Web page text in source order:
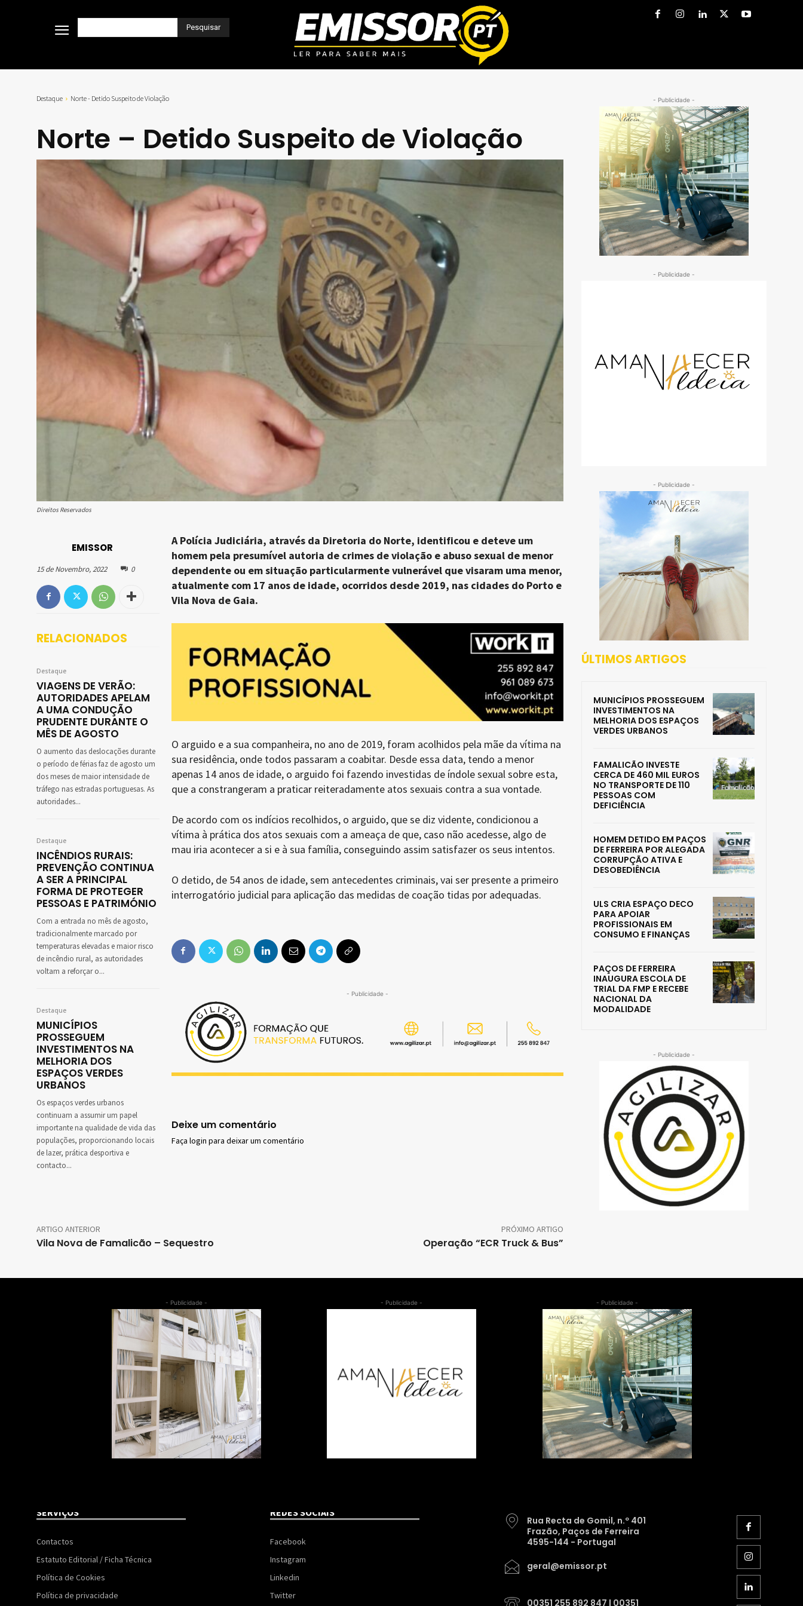
Pesquisar
Destaque Norte - Detido Suspeito de Violação
Norte – Detido Suspeito de Violação
Direitos Reservados
EMISSOR
15 de Novembro, 2022 0
RELACIONADOS
Destaque
VIAGENS DE VERÃO:
AUTORIDADES APELAM
A UMA CONDUÇÃO
PRUDENTE DURANTE O
MÊS DE AGOSTO
O aumento das deslocações durante
o período de férias faz de agosto um
dos meses de maior intensidade de
tráfego nas estradas portuguesas. As
autoridades...
Destaque
INCÊNDIOS RURAIS:
PREVENÇÃO CONTINUA
A SER A PRINCIPAL
FORMA DE PROTEGER
PESSOAS E PATRIMÓNIO
Com a entrada no mês de agosto,
tradicionalmente marcado por
temperaturas elevadas e maior risco
de incêndio rural, as autoridades
voltam a reforçar o...
Destaque
MUNICÍPIOS
PROSSEGUEM
INVESTIMENTOS NA
MELHORIA DOS
ESPAÇOS VERDES
URBANOS
Os espaços verdes urbanos
continuam a assumir um papel
importante na qualidade de vida das
populações, proporcionando locais
de lazer, prática desportiva e
contacto...
A Polícia Judiciária, através da Diretoria do Norte, identificou e deteve um
homem pela presumível autoria de crimes de violação e abuso sexual de menor
dependente ou em situação particularmente vulnerável que visaram uma menor,
atualmente com 17 anos de idade, ocorridos desde 2019, nas cidades do Porto e
Vila Nova de Gaia.
O arguido e a sua companheira, no ano de 2019, foram acolhidos pela mãe da vítima na
sua residência, onde todos passaram a coabitar. Desde essa data, tendo a menor
apenas 14 anos de idade, o arguido foi fazendo investidas de índole sexual sobre esta,
que a constrangeram a praticar reiteradamente atos sexuais contra a sua vontade.
De acordo com os indícios recolhidos, o arguido, que se diz vidente, condicionou a
vítima à prática dos atos sexuais com a ameaça de que, caso não acedesse, algo de
mau iria acontecer a si e à sua família, conseguindo assim satisfazer os seus intentos.
O detido, de 54 anos de idade, sem antecedentes criminais, vai ser presente a primeiro
interrogatório judicial para aplicação das medidas de coação tidas por adequadas.
- Publicidade -
Deixe um comentário
Faça login para deixar um comentário
ARTIGO ANTERIOR
Vila Nova de Famalicão – Sequestro
PRÓXIMO ARTIGO
Operação “ECR Truck & Bus”
- Publicidade -
- Publicidade -
- Publicidade -
ÚLTIMOS ARTIGOS
MUNICÍPIOS PROSSEGUEM
INVESTIMENTOS NA
MELHORIA DOS ESPAÇOS
VERDES URBANOS
FAMALICÃO INVESTE
CERCA DE 460 MIL EUROS
NO TRANSPORTE DE 110
PESSOAS COM
DEFICIÊNCIA
HOMEM DETIDO EM PAÇOS
DE FERREIRA POR ALEGADA
CORRUPÇÃO ATIVA E
DESOBEDIÊNCIA
ULS CRIA ESPAÇO DECO
PARA APOIAR
PROFISSIONAIS EM
CONSUMO E FINANÇAS
PAÇOS DE FERREIRA
INAUGURA ESCOLA DE
TRIAL DA FMP E RECEBE
NACIONAL DA
MODALIDADE
- Publicidade -
- Publicidade - - Publicidade - - Publicidade -
SERVIÇOS
Contactos
Estatuto Editorial / Ficha Técnica
Política de Cookies
Política de privacidade
REDES SOCIAIS
Facebook
Instagram
Linkedin
Twitter
Rua Recta de Gomil, n.º 401
Frazão, Paços de Ferreira
4595-144 - Portugal
geral@emissor.pt
00351 255 892 847 | 00351